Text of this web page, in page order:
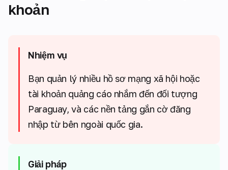
khoản
Nhiệm vụ
Bạn quản lý nhiều hồ sơ mạng xã hội hoặc
tài khoản quảng cáo nhắm đến đối tượng
Paraguay, và các nền tảng gắn cờ đăng
nhập từ bên ngoài quốc gia.
Giải pháp